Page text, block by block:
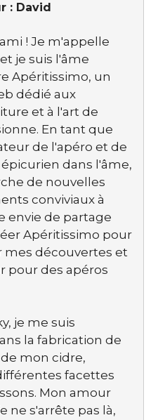
: David
! Je m'appelle
je suis l'âme
Apéritissimo, un
dédié aux
et à l'art de
En tant que
de l'apéro et de
dans l'âme,
de nouvelles
conviviaux à
envie de partage
Apéritissimo pour
mes découvertes et
pour des apéros
je me suis
la fabrication de
mon cidre,
facettes
Mon amour
ne s'arrête pas là,